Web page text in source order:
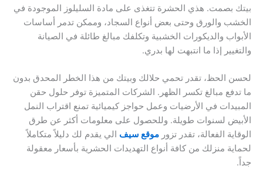
بيتك بصمت. هذي الحشرة تتغذى على مادة السليلوز الموجودة في
الخشب والورق وحتى بعض أنواع السجاد، وممكن تدمر أساسات
الأبواب والديكورات الخشبية وتكلفك مبالغ طائلة في الصيانة
والتغيير إذا ما انتبهت لها بدري.
لحسن الحظ، تقدر تحمي حلالك وبيتك من هذا الخطر المحدق بدون
ما تدفع مبالغ تكسر الظهر. الشركات المتميزة توفر حلول حقن
المبيدات في الأرضيات وعمل حواجز كيميائية تمنع اقتراب النمل
الأبيض لسنوات طويلة. وللحصول على معلومات أكثر عن طرق
الوقاية الفعالة، تقدر تزور موقع سيف الي يقدم لك دليلاً متكاملاً
لحماية منزلك من كافة أنواع التهديدات الحشرية بأسعار معقولة
جداً.